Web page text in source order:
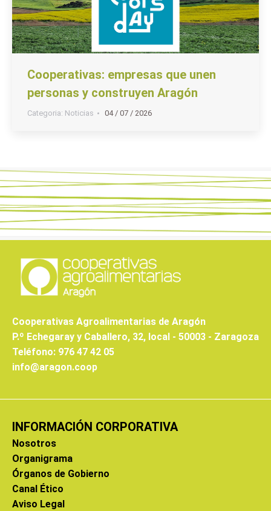
Cooperativas: empresas que unen
personas y construyen Aragón
Categoria: Noticias 04 / 07 / 2026
Cooperativas Agroalimentarias de Aragón
P.º Echegaray y Caballero, 32, local - 50003 - Zaragoza
Teléfono: 976 47 42 05
info@aragon.coop
INFORMACIÓN CORPORATIVA
Nosotros
Organigrama
Órganos de Gobierno
Canal Ético
Aviso Legal